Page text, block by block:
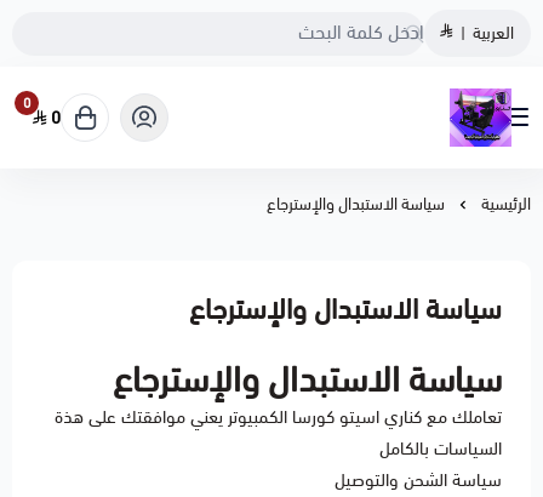
العربية |
متجر كناري اسيتو كورسا
0
0
الرئيسية سياسة الاستبدال والإسترجاع
سياسة الاستبدال والإسترجاع
سياسة الاستبدال والإسترجاع
تعاملك مع كناري اسيتو كورسا الكمبيوتر يعني موافقتك على هذة
السياسات بالكامل
سياسة الشحن والتوصيل